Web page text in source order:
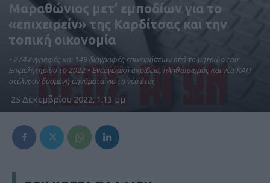
Μαραθώνιος μετ’ εμποδίων για το
«επιχειρείν» της Καρδίτσας και την
τοπική οικονομία
• 274 εγγραφές και 149 διαγραφές επιχειρήσεων από το μητρώο του
Επιμελητηρίου το 2022 • Ενεργειακή ακρίβεια, πληθωρισμός και νέα ΚΑΠ
στέλνουν δυσμενή μηνύματα για το νέο έτος
25 Δεκεμβρίου 2022, 1:13 μμ